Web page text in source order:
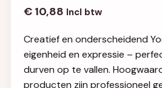
€ 10,88 Incl btw
Creatief en onderscheidend
eigenheid en expressie –
durven op te vallen.
producten zijn professioneel